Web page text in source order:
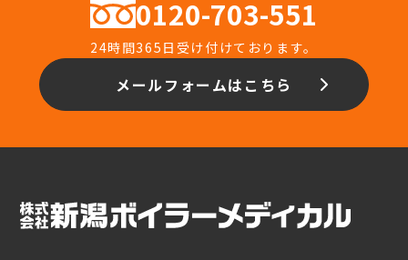
0120-703-551
24時間365日受け付けております。
メールフォームはこちら